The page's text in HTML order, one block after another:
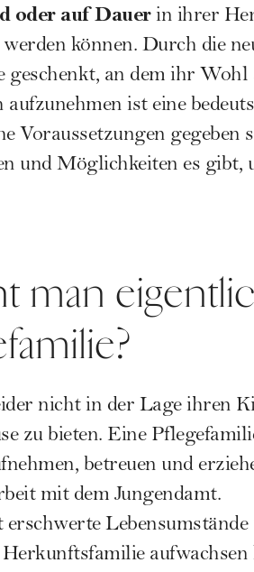
oder auf Dauerin ihrer
können. Durch die
geschenkt, an dem ihr
ist eine
Voraussetzungen gegeben
und Möglichkeiten es gibt,
man
nicht in der Lage ihren
zu bieten. Eine
betreuen und
mit dem Jungendamt.